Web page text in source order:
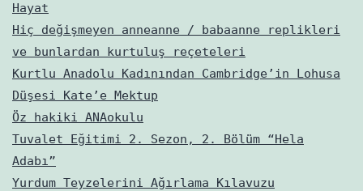
Hayat
Hiç değişmeyen anneanne / babaanne replikleri
ve bunlardan kurtuluş reçeteleri
Kurtlu Anadolu Kadınından Cambridge’in Lohusa
Düşesi Kate’e Mektup
Öz hakiki ANAokulu
Tuvalet Eğitimi 2. Sezon, 2. Bölüm “Hela
Adabı”
Yurdum Teyzelerini Ağırlama Kılavuzu